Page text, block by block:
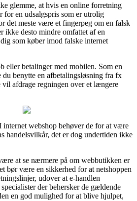
glemme, at hvis en online forretning
for en udsalgspris som er utrolig
det meste være et fingerpeg om en falsk
ikke desto mindre omfattet af en
som køber imod falske internet
eller betalinger med mobilen. Som en
benytte en afbetalingsløsning fra fx
afdrage regningen over et længere
webshop behøver de for at være
handelsvilkår, det er dog undertiden ikke
at se nærmere på om webbutikken er
bør være en sikkerhed for at netshoppen
udover at e-handlen
der behersker de gældende
en god mulighed for at blive hjulpet,